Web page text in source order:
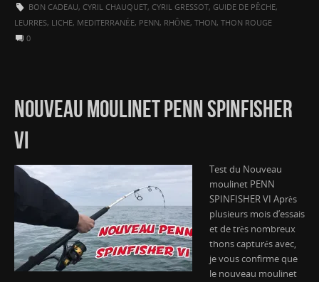
BON CADEAU, CYRIL CHAUQUET, CYRIL GRESSOT, GUIDE DE PÊCHE,
LEURRES, LICHE, MEDITERRANÉE, PENN, RHÔNE, THON, THON ROUGE
0
NOUVEAU MOULINET PENN SPINFISHER
VI
Test du Nouveau
moulinet PENN
SPINFISHER VI Après
plusieurs mois d’essais
et de très nombreux
thons capturés avec,
je vous confirme que
le nouveau moulinet